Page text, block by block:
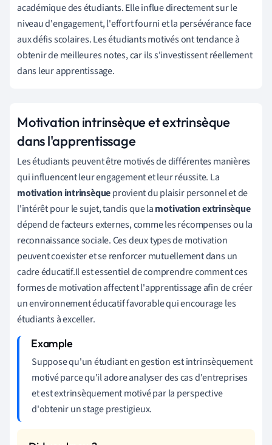
académique des étudiants. Elle influe directement sur le
niveau d'engagement, l'effort fourni et la persévérance face
aux défis scolaires. Les étudiants motivés ont tendance à
obtenir de meilleures notes, car ils s'investissent réellement
dans leur apprentissage.
Motivation intrinsèque et extrinsèque
dans l'apprentissage
Les étudiants peuvent être motivés de différentes manières
qui influencent leur engagement et leur réussite. La
motivation intrinsèqueprovient du plaisir personnel et de
l'intérêt pour le sujet, tandis que lamotivation extrinsèque
dépend de facteurs externes, comme les récompenses ou la
reconnaissance sociale. Ces deux types de motivation
peuvent coexister et se renforcer mutuellement dans un
cadre éducatif.Il est essentiel de comprendre comment ces
formes de motivation affectent l'apprentissage afin de créer
un environnement éducatif favorable qui encourage les
étudiants à exceller.
Suppose qu'un étudiant en gestion est intrinsèquement
motivé parce qu'il adore analyser des cas d'entreprises
et est extrinsèquement motivé par la perspective
d'obtenir un stage prestigieux.